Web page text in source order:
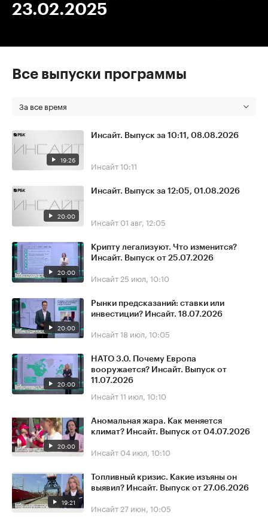
23.02.2025
Все выпуски программы
За все время
19:26
Инсайт. Выпуск за 10:11, 08.08.2026
Инсайт10:11
20:00
Инсайт. Выпуск за 12:05, 01.08.2026
Инсайт 01 авг, 12:05
20:00
Крипту легализуют. Что изменится?
Инсайт. Выпуск от 25.07.2026
Инсайт 25 июл, 10:10
20:00
Рынки предсказаний: ставки или
инвестиции? Инсайт. 18.07.2026
Инсайт18 июл, 10:05
20:00
НАТО 3.0. Почему Европа
вооружается? Инсайт. Выпуск от
11.07.2026
Инсайт11 июл, 10:10
20:00
Аномальная жара. Как меняется
климат? Инсайт. Выпуск от 04.07.2026
Инсайт 04 июл, 10:10
19:21
Топливный кризис. Какие изъяны он
выявил? Инсайт. Выпуск от 27.06.2026
Инсайт 27 июн, 10:05